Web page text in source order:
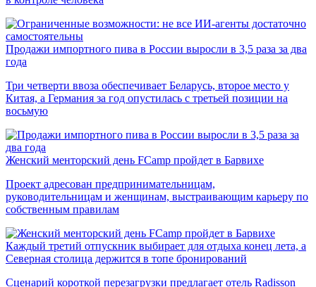
Продажи импортного пива в России выросли в 3,5 раза за два
года
Три четверти ввоза обеспечивает Беларусь, второе место у
Китая, а Германия за год опустилась с третьей позиции на
восьмую
Женский менторский день FCamp пройдет в Барвихе
Проект адресован предпринимательницам,
руководительницам и женщинам, выстраивающим карьеру по
собственным правилам
Каждый третий отпускник выбирает для отдыха конец лета, а
Северная столица держится в топе бронирований
Сценарий короткой перезагрузки предлагает отель Radisson